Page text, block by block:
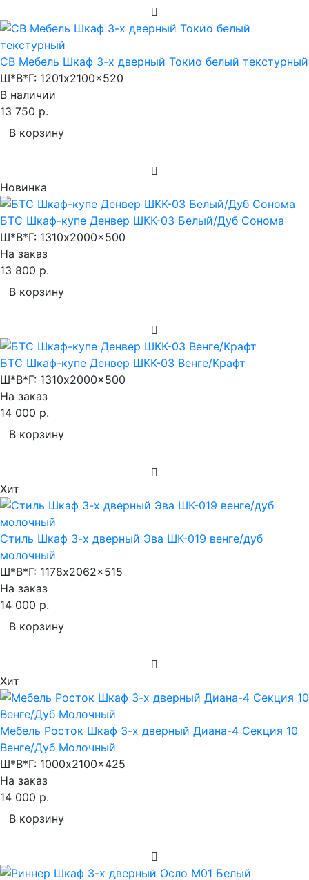
СВ Мебель Шкаф 3-х дверный Токио белый текстурный
Ш*В*Г: 1201x2100x520
В наличии
13 750 р.
В корзину
Новинка
БТС Шкаф-купе Денвер ШКК-03 Белый/Дуб Сонома
Ш*В*Г: 1310x2000x500
На заказ
13 800 р.
В корзину
БТС Шкаф-купе Денвер ШКК-03 Венге/Крафт
Ш*В*Г: 1310x2000x500
На заказ
14 000 р.
В корзину
Хит
Стиль Шкаф 3-х дверный Эва ШК-019 венге/дуб
молочный
Ш*В*Г: 1178x2062x515
На заказ
14 000 р.
В корзину
Хит
Мебель Росток Шкаф 3-х дверный Диана-4 Секция 10
Венге/Дуб Молочный
Ш*В*Г: 1000x2100x425
На заказ
14 000 р.
В корзину